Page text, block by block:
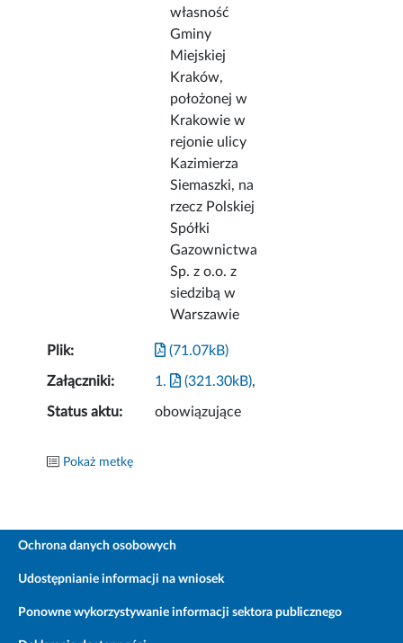
własność
Gminy
Miejskiej
Kraków,
położonej w
Krakowie w
rejonie ulicy
Kazimierza
Siemaszki, na
rzecz Polskiej
Spółki
Gazownictwa
Sp. z o.o. z
siedzibą w
Warszawie
Plik: (71.07kB)
Załączniki: 1. (321.30kB),
Status aktu: obowiązujące
Pokaż metkę
Ochrona danych osobowych
Udostępnianie informacji na wniosek
Ponowne wykorzystywanie informacji sektora publicznego